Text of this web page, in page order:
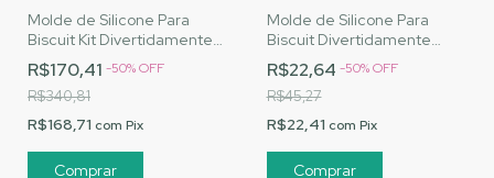
Molde de Silicone Para
Biscuit Kit Divertidamente
Completo - MJ Artesanatos
| Cód. M003
R$170,41 -50%OFF
R$340,81
R$168,71 com Pix
Molde de Silicone Para
Biscuit Divertidamente
Ansiedade - MJ
Artesanatos | Cód. A012
R$22,64 -50%OFF
R$45,27
R$22,41 com Pix